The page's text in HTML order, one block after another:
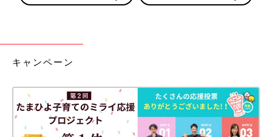
大学病院の産科が主催する両親学級が4回コースで開催され、夫
栄養管理方法や赤ちゃん用品のそろえ方などを教えてもらいまし
た。妊婦同士が自己紹介して連絡先を交換したり、お互いの今の
状況を語り合うこともできて楽しかったです。また、子どもが生
まれるという実感がわきにくかった夫の意識も、周りに感化され
キャンペーン